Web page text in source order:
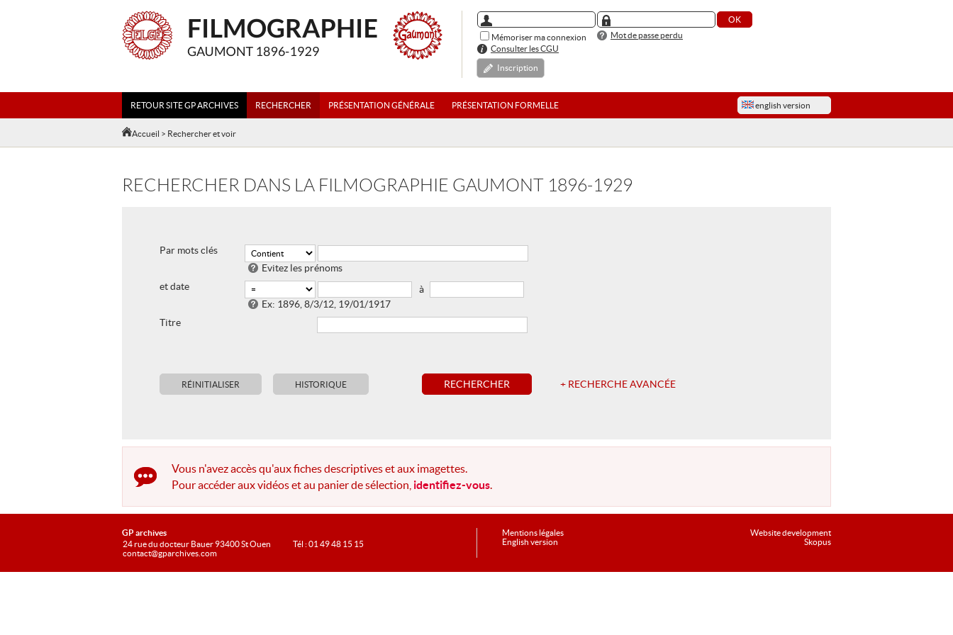
Mémoriser ma connexion
Mot de passe perdu
Consulter les CGU
Inscription
english version
RETOUR SITE GP ARCHIVES RECHERCHER PRÉSENTATION GÉNÉRALE PRÉSENTATION FORMELLE
Accueil > Rechercher et voir
RECHERCHER DANS LA FILMOGRAPHIE GAUMONT 1896-1929
Par mots clés
Evitez les prénoms
et date
à
Ex: 1896, 8/3/12, 19/01/1917
Titre
Vous n'avez accès qu'aux fiches descriptives et aux imagettes.
Pour accéder aux vidéos et au panier de sélection, identifiez-vous.
Website development
Skopus
GP archives
24 rue du docteur Bauer 93400 St Ouen
contact@gparchives.com
Tél : 01 49 48 15 15
Mentions légales
English version